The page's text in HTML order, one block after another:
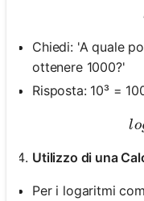
Chiedi: 'A quale
ottenere 1000?'
Risposta: 10³ =
lo
Utilizzo di una
Per i logaritmi